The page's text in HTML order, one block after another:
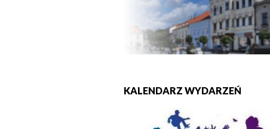
KALENDARZ WYDARZEŃ